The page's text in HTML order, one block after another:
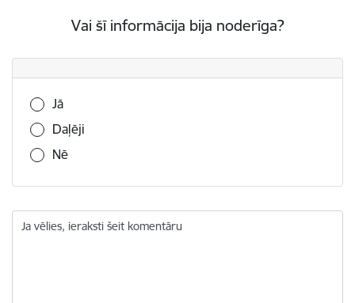
Vai šī informācija bija noderīga?
Vai šī informācija bija noderīga?
Jā
Daļēji
Nē
Ja vēlies, ieraksti šeit komentāru